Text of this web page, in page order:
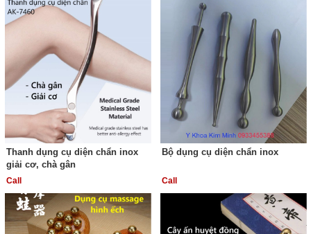
Thanh dụng cụ diện chẩn inox
giải cơ, chà gân
Call
Bộ dụng cụ diện chẩn inox
Call